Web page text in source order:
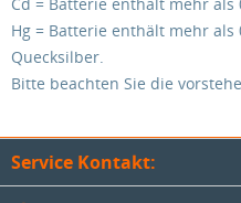
Hg = Batterie enthält mehr als
Quecksilber.
Bitte beachten Sie die
Service Kontakt: